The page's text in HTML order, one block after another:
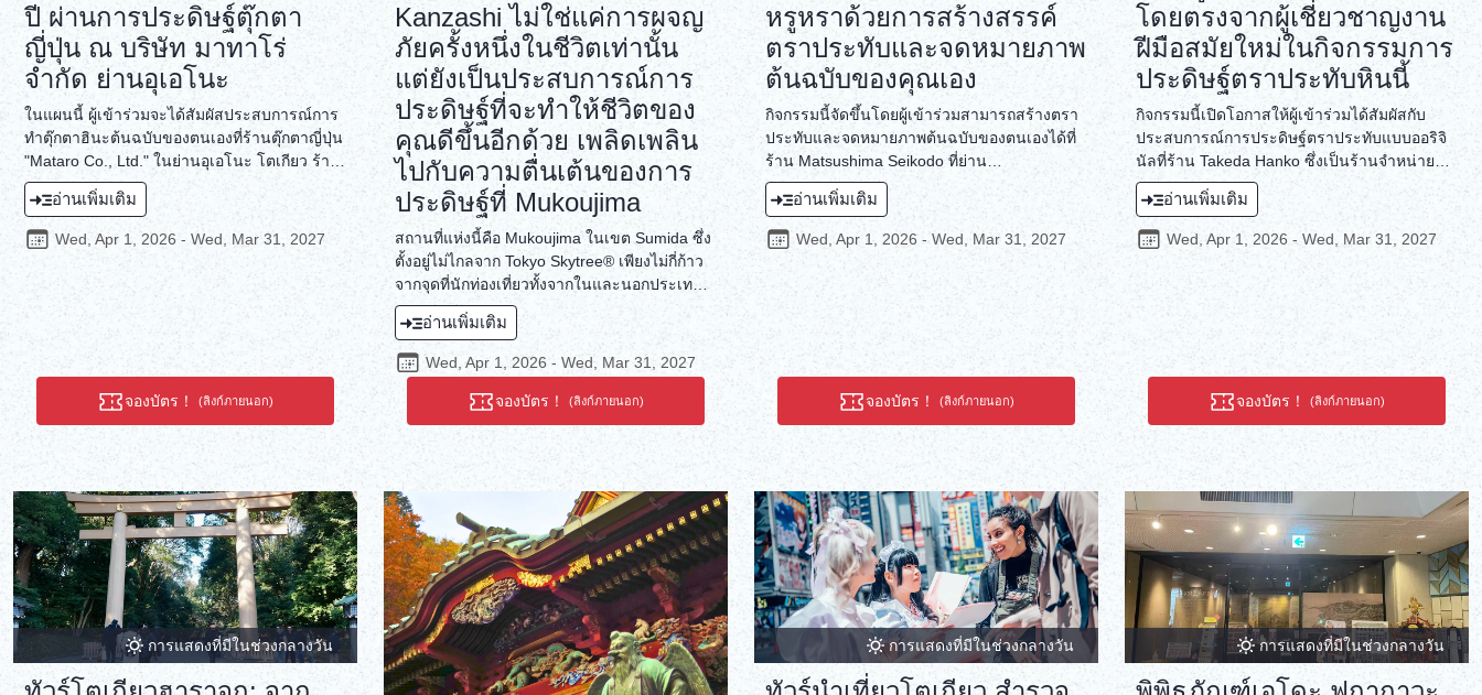
ปี ผ่านการประดิษฐ์ตุ๊กตา
ญี่ปุ่น ณ บริษัท มาทาโร่
จำกัด ย่านอุเอโนะ
ในแผนนี้ ผู้เข้าร่วมจะได้สัมผัสประสบการณ์การ
ทำตุ๊กตาฮินะต้นฉบับของตนเองที่ร้านตุ๊กตาญี่ปุ่น
"Mataro Co., Ltd." ในย่านอุเอโนะ โตเกียว ร้าน
นี้เชี่ยวชาญด้านตุ๊กตาคิเมโคมินิงเกียว (ตุ๊กตาไม้
และตุ๊กตาผ้า) ซึ่งมีประวัติยาวนานย้อนไปจนถึง
การเปิดร้านในปี 1919 สัมผัสประสบการณ์การ
ทำตุ๊กตาคิเมโคมินิงเกียวซึ่งเป็นประเพณีที่สืบทอด
ตาคิเมโคมินิงเกียวมีคุณค่าในฐานะงานศิลปะ
และยังทำหน้าที่เป็นเครื่องรางของขลังเพื่อ
สุขภาพและความปลอดภัยอีกด้วย เราขอเชิญคุณ
สัมผัสประสบการณ์การทำตุ๊กตาพร้อมคำ
อธิษฐานและคำอธิษฐานให้กับบุคคลสำคัญใน
ชีวิตของคุณ
อ่านเพิ่มเติม
Wed, Apr 1, 2026 - Wed, Mar 31, 2027
จองบัตร！ (ลิงก์ภายนอก)
Kanzashi ไม่ใช่แค่การผจญ
ภัยครั้งหนึ่งในชีวิตเท่านั้น
แต่ยังเป็นประสบการณ์การ
ประดิษฐ์ที่จะทำให้ชีวิตของ
คุณดีขึ้นอีกด้วย เพลิดเพลิน
ไปกับความตื่นเต้นของการ
ประดิษฐ์ที่ Mukoujima
สถานที่แห่งนี้คือ Mukoujima ในเขต Sumida ซึ่ง
ตั้งอยู่ไม่ไกลจาก Tokyo Skytree® เพียงไม่กี่ก้าว
จากจุดที่นักท่องเที่ยวทั้งจากในและนอกประเทศ
ญี่ปุ่นแวะเวียนมาเยี่ยมชม คุณจะพบกับย่านที่อยู่
อาศัยอันเงียบสงบซึ่งคุณจะได้พบกับ Kanzashi
Sugino ที่นี่ คุณจะได้สัมผัสกับกิจกรรมการทำ
เครื่องประดับผม Tsumami-Kanzashi ซึ่งเป็น
ประเพณีที่สืบทอดมาตั้งแต่สมัยเอโดะ คุณ
สามารถเพิ่มเครื่องประดับผม Tsumami-
Kanzashi ที่เป็นเอกลักษณ์ของคุณเองลงใน
แบรนด์ Arenca ดั้งเดิมของ Kanzashi Sugino
เพื่อสร้างผลิตภัณฑ์ที่มีชิ้นเดียวในโลก นอกจาก
จะสวมใส่เป็นคันซาชิ (เครื่องประดับผม) ในวัน
เฉลิมฉลองพิเศษแล้ว คุณยังสามารถนำกลับบ้าน
ในกรอบรูป Arenca ดั้งเดิมได้อีกด้วย ทำให้กลาย
เป็นของตกแต่งภายในที่จะทำให้พื้นที่อยู่อาศัย
ของคุณสดใสขึ้นทุกวัน
อ่านเพิ่มเติม
Wed, Apr 1, 2026 - Wed, Mar 31, 2027
จองบัตร！ (ลิงก์ภายนอก)
หรูหราด้วยการสร้างสรรค์
ตราประทับและจดหมายภาพ
ต้นฉบับของคุณเอง
กิจกรรมนี้จัดขึ้นโดยผู้เข้าร่วมสามารถสร้างตรา
ประทับและจดหมายภาพต้นฉบับของตนเองได้ที่
ร้าน Matsushima Seikodo ที่ย่าน
Kandaogawamachi โตเกียว (สถานที่จัดกิจกรรม
คือย่าน Kanda-Jinbocho) ตราประทับถูกใช้เป็น
เครื่องมือในการรับรองมาตั้งแต่สมัยโบราณ และ
ยังเป็นวิธีการสำคัญในการแสดงเจตนาส่วน
ศิลปะชิ้นเอกของคุณเองได้โดยใช้ตราประทับที่
แกะสลักด้วยมือของคุณเองเพื่อประทับจดหมาย
ภาพซึ่งเขียนด้วยลายมือของคุณเอง นับเป็นงาน
ศิลปะชิ้นพิเศษที่มีเพียงหนึ่งเดียวในโลก การใช้
เวลาในการสร้างตราประทับและจดหมายภาพที่
เต็มไปด้วยความคิดและความหวังส่วนตัวของคุณ
ที่สัมผัสได้เฉพาะที่นี่เท่านั้น
อ่านเพิ่มเติม
Wed, Apr 1, 2026 - Wed, Mar 31, 2027
จองบัตร！ (ลิงก์ภายนอก)
โดยตรงจากผู้เชี่ยวชาญงาน
ฝีมือสมัยใหม่ในกิจกรรมการ
ประดิษฐ์ตราประทับหินนี้
กิจกรรมนี้เปิดโอกาสให้ผู้เข้าร่วมได้สัมผัสกับ
ประสบการณ์การประดิษฐ์ตราประทับแบบออริจิ
นัลที่ร้าน Takeda Hanko ซึ่งเป็นร้านจำหน่าย
ตราประทับและงานพิมพ์ในเมืองโอเมะ โตเกียว ผู้
เข้าร่วมจะได้สัมผัสกับศิลปะการประดิษฐ์ตรา
ประทับที่เป็นที่ชื่นชอบของคนในพื้นที่นิชิโตเกียว
มายาวนานกว่า 95 ปีนับตั้งแต่ร้านเปิดทำการ
สำหรับยืนยันการตัดสินใจของบุคคลเท่านั้น แต่
ยังเป็นวิธีการสื่อสารความรู้สึกกับผู้อื่นที่สำคัญต่อ
เราอีกด้วย ตราประทับที่คุณประดิษฐ์ขึ้นในขณะ
ที่คุณจมอยู่กับความรู้สึกจนลืมเวลาจะเป็นงาน
ศิลปะที่ไม่เหมือนใคร เพลิดเพลินไปกับช่วงเวลา
แห่งการผ่อนคลายด้วยการแกะสลักตราประทับที่
อ่านเพิ่มเติม
Wed, Apr 1, 2026 - Wed, Mar 31, 2027
จองบัตร！ (ลิงก์ภายนอก)
การแสดงที่มีในช่วงกลางวัน การแสดงที่มีในช่วงกลางวัน การแสดงที่มีในช่วงกลางวัน